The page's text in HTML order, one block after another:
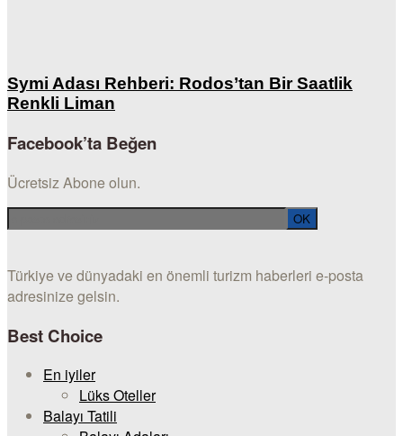
Symi Adası Rehberi: Rodos’tan Bir Saatlik
Renkli Liman
Facebook’ta Beğen
Ücretsiz Abone olun.
Türkiye ve dünyadaki en önemli turizm haberleri e-posta
adresinize gelsin.
Best Choice
En iyiler
Lüks Oteller
Balayı Tatili